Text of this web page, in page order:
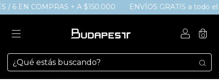
EN COMPRAS + A $150.000 ENVÍOS GRATIS a todo el
0